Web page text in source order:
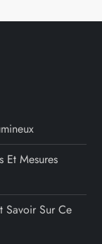
Et Mesures
Savoir Sur Ce